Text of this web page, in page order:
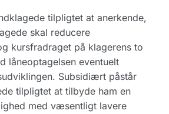
tilpligtet at anerkende,
skal reducere
kursfradraget på klagerens to
låneoptagelsen eventuelt
Subsidiært påstår
tilpligtet at tilbyde ham en
med væsentligt lavere